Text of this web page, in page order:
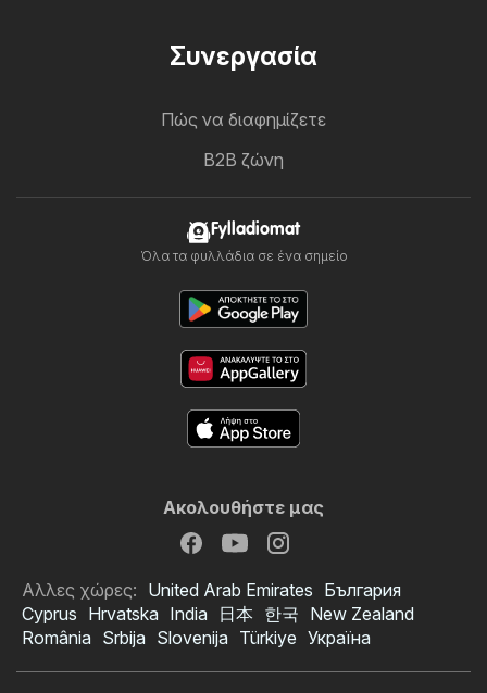
Συνεργασία
Πώς να διαφημίζετε
B2B ζώνη
Fylladiomat
Όλα τα φυλλάδια σε ένα σημείο
Ακολουθήστε μας
Αλλες χώρες: United Arab Emirates България
Cyprus Hrvatska India 日本 한국 New Zealand
România Srbija Slovenija Türkiye Україна